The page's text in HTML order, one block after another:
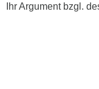
Ihr Argument bzgl.